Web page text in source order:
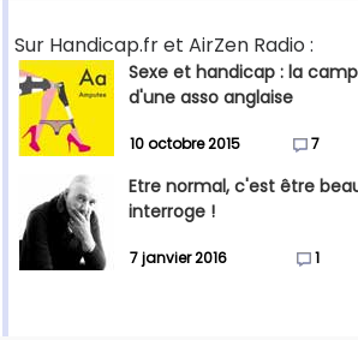
Sur Handicap.fr et AirZen Radio :
Sexe et handicap : la
d'une asso anglaise
10 octobre 2015 7
Etre normal, c'est être
interroge !
7 janvier 2016 1